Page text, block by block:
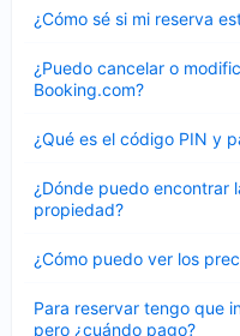
¿Cómo sé si mi reserva
cerrado
¿Puedo cancelar o
Booking.com?
cerrado
¿Qué es el código PIN y
cerrado
¿Dónde puedo encontrar
propiedad?
cerrado
¿Cómo puedo ver los
cerrado
Para reservar tengo que
pero ¿cuándo pago?
cerrado